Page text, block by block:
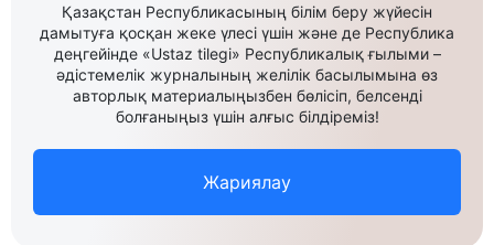
Қазақстан Республикасының білім беру жүйесін
дамытуға қосқан жеке үлесі үшін және де Республика
деңгейінде «Ustaz tilegi» Республикалық ғылыми –
әдістемелік журналының желілік басылымына өз
авторлық материалыңызбен бөлісіп, белсенді
болғаныңыз үшін алғыс білдіреміз!
Жариялау